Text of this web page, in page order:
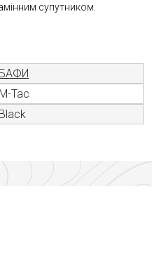
супутником.
БАФИ
M-Tac
Black